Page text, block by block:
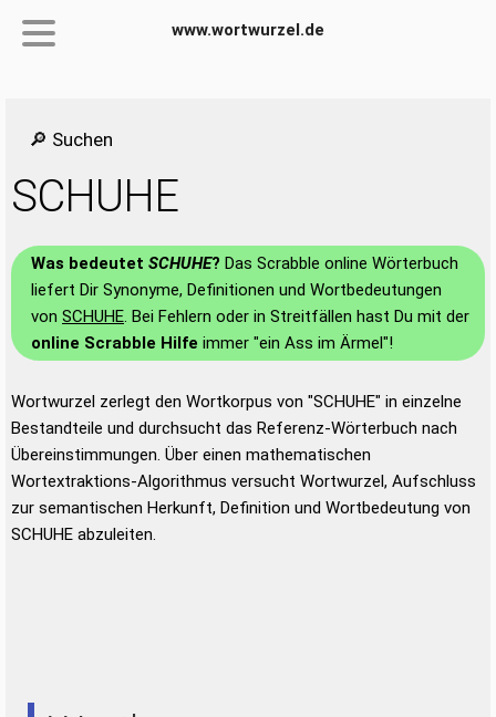
www.wortwurzel.de
🔎 Suchen
SCHUHE
Was bedeutet SCHUHE? Das Scrabble online Wörterbuch
liefert Dir Synonyme, Definitionen und Wortbedeutungen
von SCHUHE. Bei Fehlern oder in Streitfällen hast Du mit der
online Scrabble Hilfe immer "ein Ass im Ärmel"!
Wortwurzel zerlegt den Wortkorpus von "SCHUHE" in einzelne
Bestandteile und durchsucht das Referenz-Wörterbuch nach
Übereinstimmungen. Über einen mathematischen
Wortextraktions-Algorithmus versucht Wortwurzel, Aufschluss
zur semantischen Herkunft, Definition und Wortbedeutung von
SCHUHE abzuleiten.